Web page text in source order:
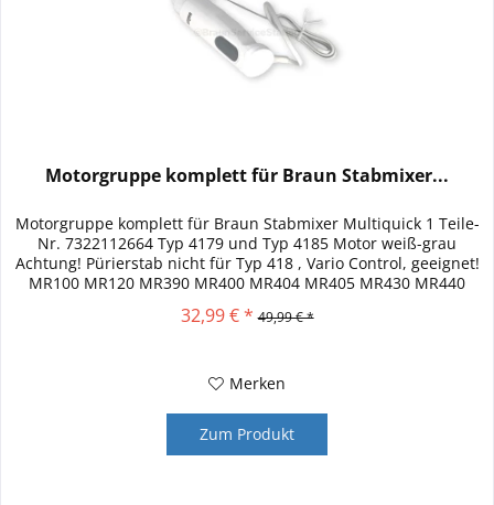
Motorgruppe komplett für Braun Stabmixer...
Motorgruppe komplett für Braun Stabmixer Multiquick 1 Teile-
Nr. 7322112664 Typ 4179 und Typ 4185 Motor weiß-grau
Achtung! Pürierstab nicht für Typ 418 , Vario Control, geeignet!
MR100 MR120 MR390 MR400 MR404 MR405 MR430 MR440
32,99 € * 49,99 € *
Merken
Zum Produkt